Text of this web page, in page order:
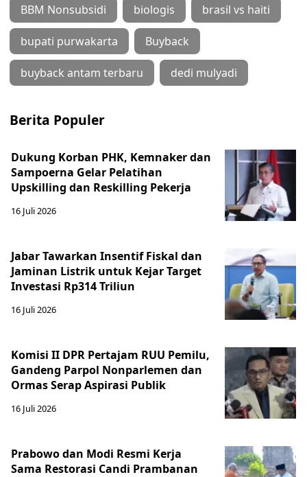
BBM Nonsubsidi biologis brasil vs haiti
bupati purwakarta Buyback
buyback antam terbaru dedi mulyadi
Berita Populer
Dukung Korban PHK, Kemnaker dan
Sampoerna Gelar Pelatihan
Upskilling dan Reskilling Pekerja
16 Juli 2026
Jabar Tawarkan Insentif Fiskal dan
Jaminan Listrik untuk Kejar Target
Investasi Rp314 Triliun
16 Juli 2026
Komisi II DPR Pertajam RUU Pemilu,
Gandeng Parpol Nonparlemen dan
Ormas Serap Aspirasi Publik
16 Juli 2026
Prabowo dan Modi Resmi Kerja
Sama Restorasi Candi Prambanan